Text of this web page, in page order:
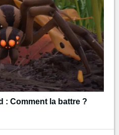
: Comment la battre ?